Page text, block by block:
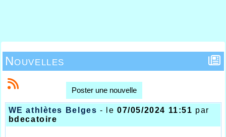
Nouvelles
Poster une nouvelle
WE athlètes Belges - le 07/05/2024 11:51 par
bdecatoire